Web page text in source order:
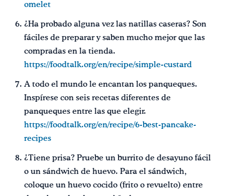
omelet
¿Ha probado alguna vez las natillas caseras? Son
fáciles de preparar y saben mucho mejor que las
compradas en la tienda.
https://foodtalk.org/en/recipe/simple-custard
A todo el mundo le encantan los panqueques.
Inspírese con seis recetas diferentes de
panqueques entre las que elegir.
https://foodtalk.org/en/recipe/6-best-pancake-
recipes
¿Tiene prisa? Pruebe un burrito de desayuno fácil
o un sándwich de huevo. Para el sándwich,
coloque un huevo cocido (frito o revuelto) entre